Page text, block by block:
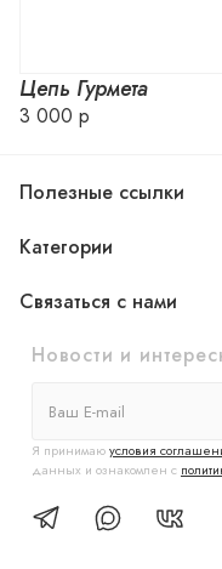
Цепь Гурмета
3 000 р
Полезные ссылки
Категории
Связаться с нами
Новости и
Я принимаюусловия
данных и ознакомлен с